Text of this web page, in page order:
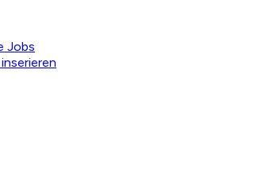
Jobs